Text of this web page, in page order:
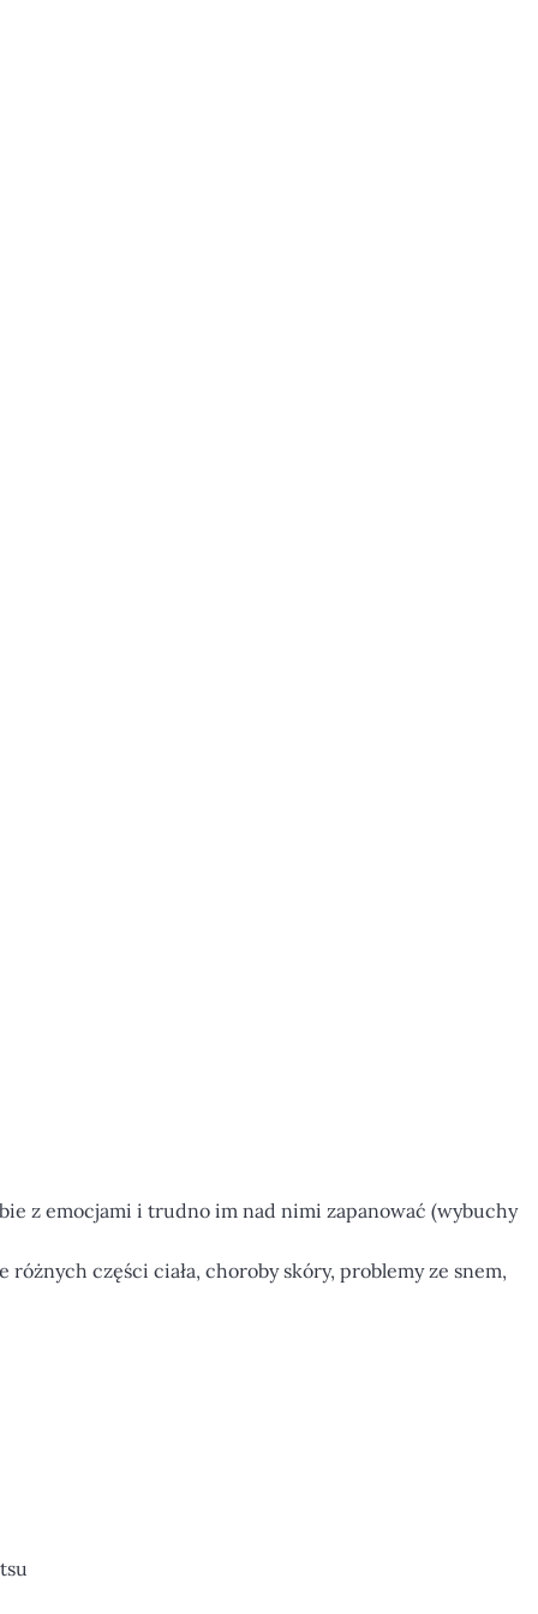
z emocjami i trudno im nad nimi zapanować (wybuchy
części ciała, choroby skóry, problemy ze snem,